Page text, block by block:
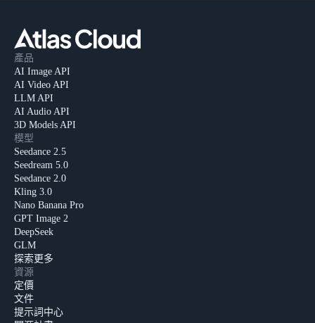
產品
AI Image API
AI Video API
LLM API
AI Audio API
3D Models API
模型
Seedance 2.5
Seedream 5.0
Seedance 2.0
Kling 3.0
Nano Banana Pro
GPT Image 2
DeepSeek
GLM
探索更多
資源
定價
文件
提示詞中心